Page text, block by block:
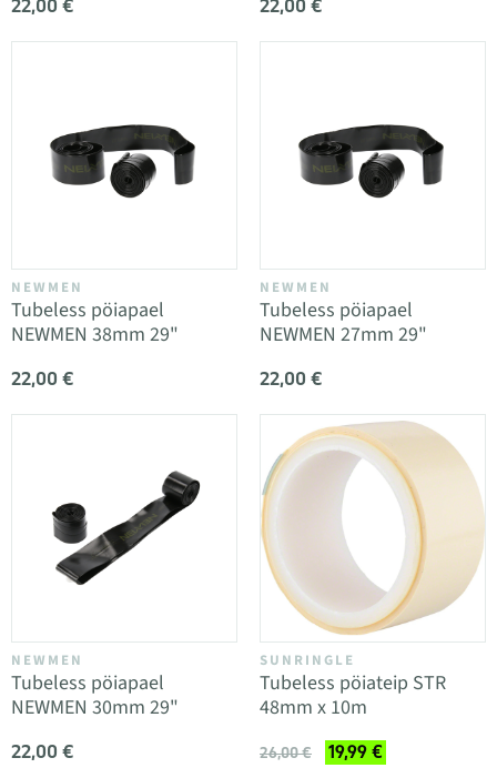
22,00 € 22,00 €
NEWMEN
Tubeless pöiapael
NEWMEN 38mm 29"
22,00 €
NEWMEN
Tubeless pöiapael
NEWMEN 27mm 29"
22,00 €
NEWMEN
Tubeless pöiapael
NEWMEN 30mm 29"
22,00 €
SUNRINGLE
Tubeless pöiateip STR
48mm x 10m
26,00 € 19,99 €